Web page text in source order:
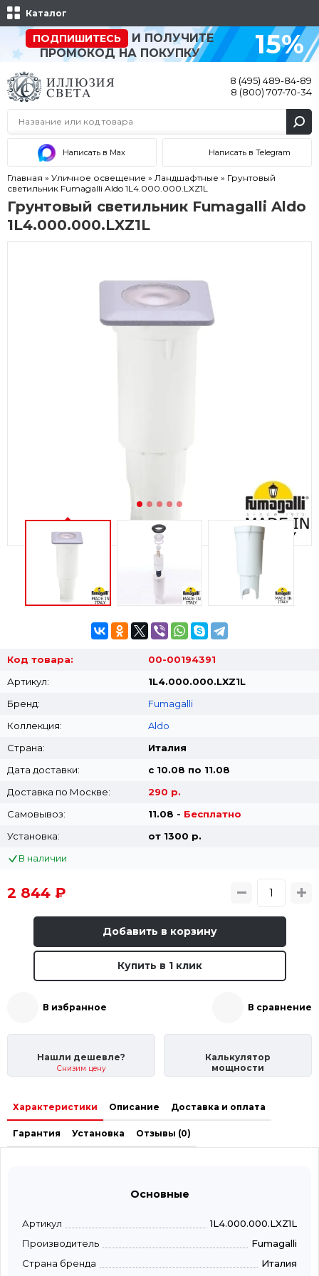
Каталог
ПОДПИШИТЕСЬ
И ПОЛУЧИТЕ
ПРОМОКОД НА ПОКУПКУ
15%
8 (495) 489-84-89
8 (800) 707-70-34
Написать в Max Написать в Telegram
Главная » Уличное освещение » Ландшафтные » Грунтовый
светильник Fumagalli Aldo 1L4.000.000.LXZ1L
Грунтовый светильник Fumagalli Aldo
1L4.000.000.LXZ1L
Код товара:
00-00194391
Артикул:
1L4.000.000.LXZ1L
Бренд:
Fumagalli
Коллекция:
Aldo
Страна:
Италия
Дата доставки:
с 10.08 по 11.08
Доставка по Москве:
290 р.
Самовывоз:
11.08 - Бесплатно
Установка:
от 1300 p.
В наличии
2 844 ₽
Добавить в корзину
Купить в 1 клик
В избранное В сравнение
Нашли дешевле?
Снизим цену
Калькулятор
мощности
Характеристики Описание Доставка и оплата
Гарантия Установка Отзывы (0)
Основные
Артикул
1L4.000.000.LXZ1L
Производитель
Fumagalli
Страна бренда
Италия